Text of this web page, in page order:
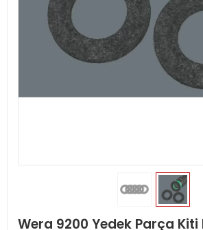
Wera 9200 Yedek Parça Kiti